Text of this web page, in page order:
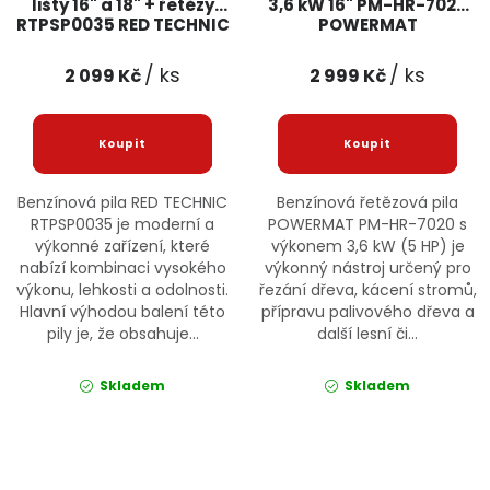
lišty 16" a 18" + řetězy
RTPSP0035 RED TECHNIC
2 099 Kč/ ks
Benzínová pila RED TECHNIC
RTPSP0035 je moderní a
výkonné zařízení, které
nabízí kombinaci vysokého
výkonu, lehkosti a odolnosti.
Hlavní výhodou balení této
pily je, že obsahuje...
Skladem
3,6 kW 16" PM-HR-7020
POWERMAT
2 999 Kč/ ks
Benzínová řetězová pila
POWERMAT PM-HR-7020 s
výkonem 3,6 kW (5 HP) je
výkonný nástroj určený pro
řezání dřeva, kácení stromů,
přípravu palivového dřeva a
další lesní či...
Skladem